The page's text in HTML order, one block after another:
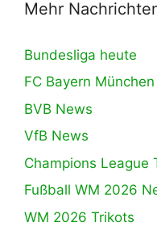
Mehr
Bundesliga heute
FC Bayern
BVB News
VfB News
Champions League
Fußball WM 2026
WM 2026 Trikots